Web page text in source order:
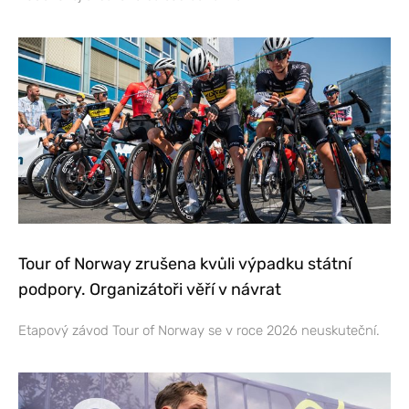
Tour of Norway zrušena kvůli výpadku státní
podpory. Organizátoři věří v návrat
Etapový závod Tour of Norway se v roce 2026 neuskuteční.